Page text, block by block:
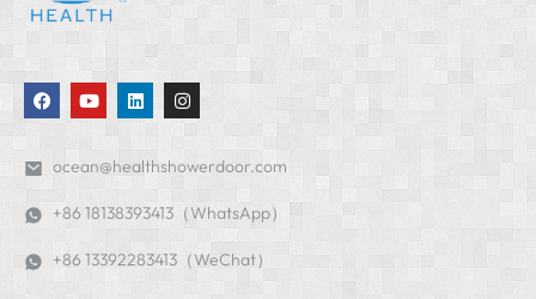
ocean@healthshowerdoor.com
+86 18138393413（WhatsApp）
+86 13392283413（WeChat）